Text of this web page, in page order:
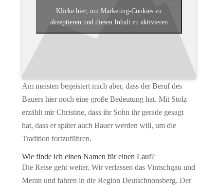
Klicke hier, um Marketing-Cookies zu
akzeptieren und diesen Inhalt zu aktivieren
Am meisten begeistert mich aber, dass der Beruf des
Bauers hier noch eine große Bedeutung hat. Mit Stolz
erzählt mir Christine, dass ihr Sohn ihr gerade gesagt
hat, dass er später auch Bauer werden will, um die
Tradition fortzuführen.
Wie finde ich einen Namen für einen Lauf?
Die Reise geht weiter. Wir verlassen das Vintschgau und
Meran und fahren in die Region Deutschnonsberg. Der